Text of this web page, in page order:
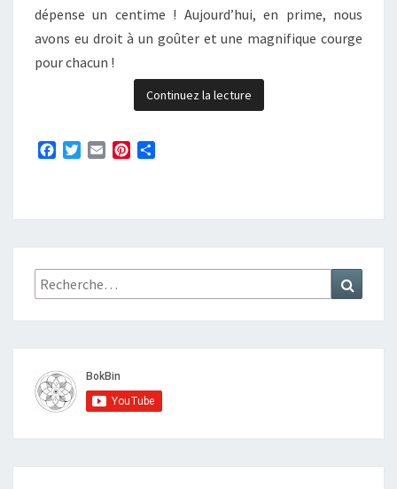
dépense un centime ! Aujourd’hui, en prime, nous
avons eu droit à un goûter et une magnifique courge
pour chacun !
Continuez la lecture
b
k
t
l
e
s
a
r
Rechercher :